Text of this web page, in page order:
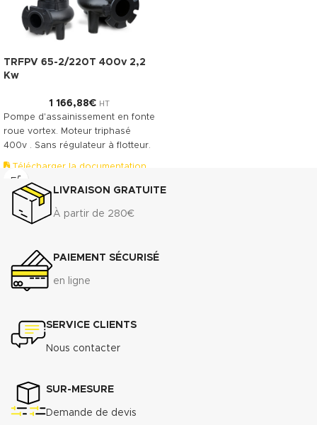
TRFPV 65-2/220T 400v 2,2
Kw
1 166,88€ HT
Pompe d'assainissement en fonte
roue vortex. Moteur triphasé
400v . Sans régulateur à flotteur.
Télécharger la documentation
(.pdf)
LIVRAISON GRATUITE
À partir de 280€
PAIEMENT SÉCURISÉ
en ligne
SERVICE CLIENTS
Nous contacter
SUR-MESURE
Demande de devis